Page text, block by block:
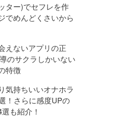
ター)でセフレを作
でめんどくさいから
えないアプリの正
のサクラしかいない
特徴
気持ちいいオナホラ
！さらに感度UPの
も紹介！